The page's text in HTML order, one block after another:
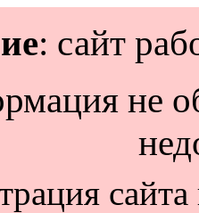
: сайт
не
сайта